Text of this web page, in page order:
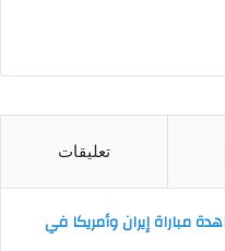
تعليقات
مباراة إيران وأمريكا في